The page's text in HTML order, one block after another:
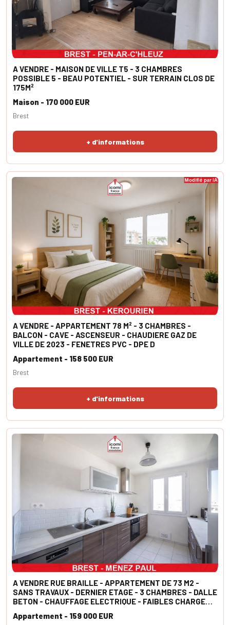
A VENDRE - MAISON DE VILLE T5 - 3 CHAMBRES
POSSIBLE 5 - BEAU POTENTIEL - SUR TERRAIN CLOS DE
175M²
Maison - 170 000 EUR
+ d'informations
Brest
A VENDRE - APPARTEMENT 78 M² - 3 CHAMBRES -
BALCON - CAVE - ASCENSEUR - CHAUDIERE GAZ DE
VILLE DE 2023 - FENETRES PVC - DPE D
Appartement - 158 500 EUR
+ d'informations
Brest
A VENDRE RUE BRAILLE - APPARTEMENT DE 73 M2 -
SANS TRAVAUX - DERNIER ETAGE - 3 CHAMBRES - DALLE
BETON - CHAUFFAGE ELECTRIQUE - FAIBLES CHARGES -
Appartement - 159 000 EUR